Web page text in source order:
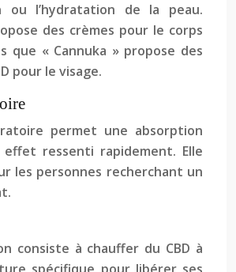
ou l’hydratation de la peau.
des crèmes pour le corps
que « Cannuka » propose des
pour le visage.
permet une absorption
ressenti rapidement. Elle
les personnes recherchant un
consiste à chauffer du CBD à